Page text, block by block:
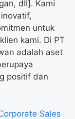
dll]. Kami
untuk
kami. Di PT
adalah aset
positif dan
Sales